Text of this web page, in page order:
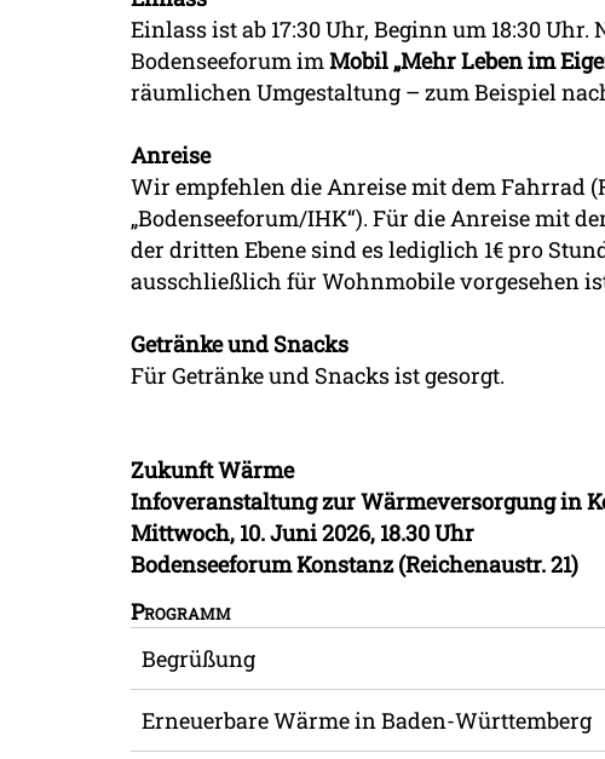
Einlass ist ab 17:30 Uhr, Beginn um 18:30
Bodenseeforum imMobil „Mehr Leben im
räumlichen Umgestaltung – zum Beispiel
Anreise
Wir empfehlen die Anreise mit dem Fahrrad
„Bodenseeforum/IHK“). Für die Anreise mit
der dritten Ebene sind es lediglich 1€ pro
ausschließlich für Wohnmobile vorgesehen
Getränke und Snacks
Für Getränke und Snacks ist gesorgt.
Zukunft Wärme
Infoveranstaltung zur Wärmeversorgung in
Mittwoch, 10. Juni 2026, 18.30 Uhr
Bodenseeforum Konstanz (Reichenaustr. 21)
Programm
Begrüßung
Erneuerbare Wärme in Baden-Württemberg